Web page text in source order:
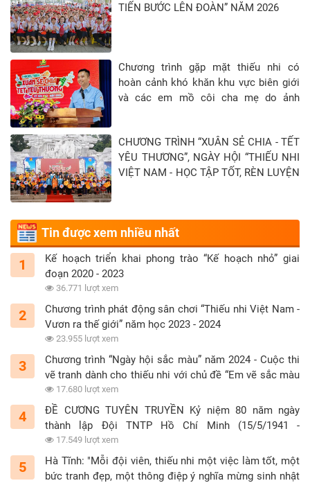
TIẾN BƯỚC LÊN ĐOÀN” NĂM 2026
Chương trình gặp mặt thiếu nhi có
hoàn cảnh khó khăn khu vực biên giới
và các em mồ côi cha mẹ do ảnh
chia - Tết yêu thương” năm 2026
CHƯƠNG TRÌNH “XUÂN SẺ CHIA - TẾT
YÊU THƯƠNG”, NGÀY HỘI “THIẾU NHI
VIỆT NAM - HỌC TẬP TỐT, RÈN LUYỆN
Tin được xem nhiều nhất
1
Kế hoạch triển khai phong trào “Kế hoạch nhỏ” giai
đoạn 2020 - 2023
36.771 lượt xem
2
Chương trình phát động sân chơi “Thiếu nhi Việt Nam -
Vươn ra thế giới” năm học 2023 - 2024
23.955 lượt xem
3
Chương trình “Ngày hội sắc màu” năm 2024 - Cuộc thi
vẽ tranh dành cho thiếu nhi với chủ đề “Em vẽ sắc màu
tình nguyện”
17.680 lượt xem
4
ĐỀ CƯƠNG TUYÊN TRUYỀN Kỷ niệm 80 năm ngày
thành lập Đội TNTP Hồ Chí Minh (15/5/1941 -
15/5/2021)
17.549 lượt xem
5
Hà Tĩnh: "Mỗi đội viên, thiếu nhi một việc làm tốt, một
bức tranh đẹp, một thông điệp ý nghĩa mừng sinh nhật